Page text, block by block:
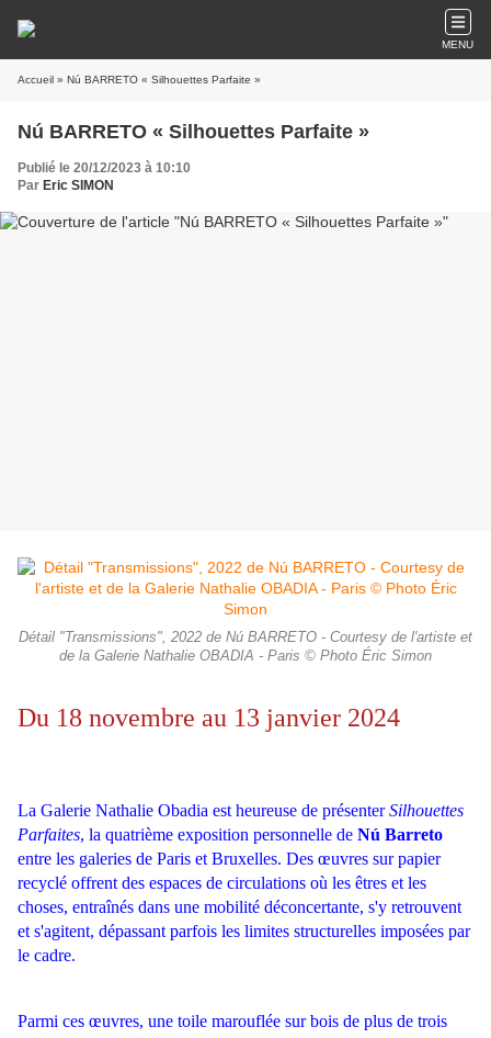
MENU
Accueil » Nú BARRETO « Silhouettes Parfaite »
Nú BARRETO « Silhouettes Parfaite »
Publié le 20/12/2023 à 10:10
Par Eric SIMON
Détail "Transmissions", 2022 de Nú BARRETO - Courtesy de l'artiste et
de la Galerie Nathalie OBADIA - Paris © Photo Éric Simon
Du 18 novembre au 13 janvier 2024
La Galerie Nathalie Obadia est heureuse de présenterSilhouettes
Parfaites, la quatrième exposition personnelle de Nú Barreto
entre les galeries de Paris et Bruxelles. Des œuvres sur papier
recyclé offrent des espaces de circulations où les êtres et les
choses, entraînés dans une mobilité déconcertante, s'y retrouvent
et s'agitent, dépassant parfois les limites structurelles imposées par
le cadre.
Parmi ces œuvres, une toile marouflée sur bois de plus de trois